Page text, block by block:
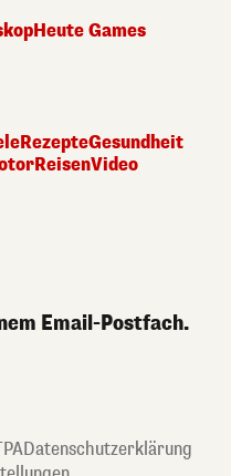
Heute Games
RezepteGesundheit
ReisenVideo
Email-Postfach.
Datenschutzerklärung